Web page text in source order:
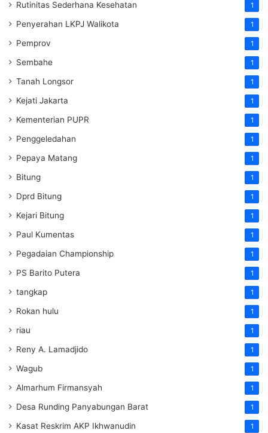
Rutinitas Sederhana Kesehatan 1
Penyerahan LKPJ Walikota 1
Pemprov 1
Sembahe 1
Tanah Longsor 1
Kejati Jakarta 1
Kementerian PUPR 1
Penggeledahan 1
Pepaya Matang 1
Bitung 1
Dprd Bitung 1
Kejari Bitung 1
Paul Kumentas 1
Pegadaian Championship 1
PS Barito Putera 1
tangkap 1
Rokan hulu 1
riau 1
Reny A. Lamadjido 1
Wagub 1
Almarhum Firmansyah 1
Desa Runding Panyabungan Barat 1
Kasat Reskrim AKP Ikhwanudin 1